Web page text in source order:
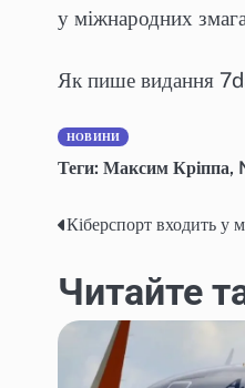
у міжнародних
Як пише видання
НОВИНИ
Теги: Максим Кріппа,
Навігація
записів
Кіберспорт входить у
Читайте